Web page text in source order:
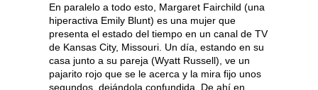
En paralelo a todo esto, Margaret Fairchild (una
hiperactiva Emily Blunt) es una mujer que
presenta el estado del tiempo en un canal de TV
de Kansas City, Missouri. Un día, estando en su
casa junto a su pareja (Wyatt Russell), ve un
pajarito rojo que se le acerca y la mira fijo unos
segundos, dejándola confundida. De ahí en